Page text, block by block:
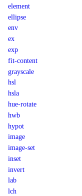
element
ellipse
env
ex
exp
fit-content
grayscale
hsl
hsla
hue-rotate
hwb
hypot
image
image-set
inset
invert
lab
lch